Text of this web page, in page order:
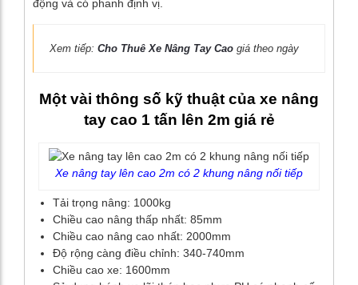
động và có phanh định vị.
Xem tiếp: Cho Thuê Xe Nâng Tay Cao giá theo ngày
Một vài thông số kỹ thuật của xe nâng
tay cao 1 tấn lên 2m giá rẻ
Xe nâng tay lên cao 2m có 2 khung nâng nối tiếp
Tải trọng nâng: 1000kg
Chiều cao nâng thấp nhất: 85mm
Chiều cao nâng cao nhất: 2000mm
Độ rộng càng điều chỉnh: 340-740mm
Chiều cao xe: 1600mm